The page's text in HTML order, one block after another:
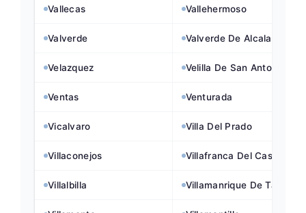
Vallecas Vallehermoso
Valverde Valverde De Alcala
Velazquez Velilla De San Antonio
Ventas Venturada
Vicalvaro Villa Del Prado
Villaconejos Villafranca Del Castillo
Villalbilla Villamanrique De Tajo